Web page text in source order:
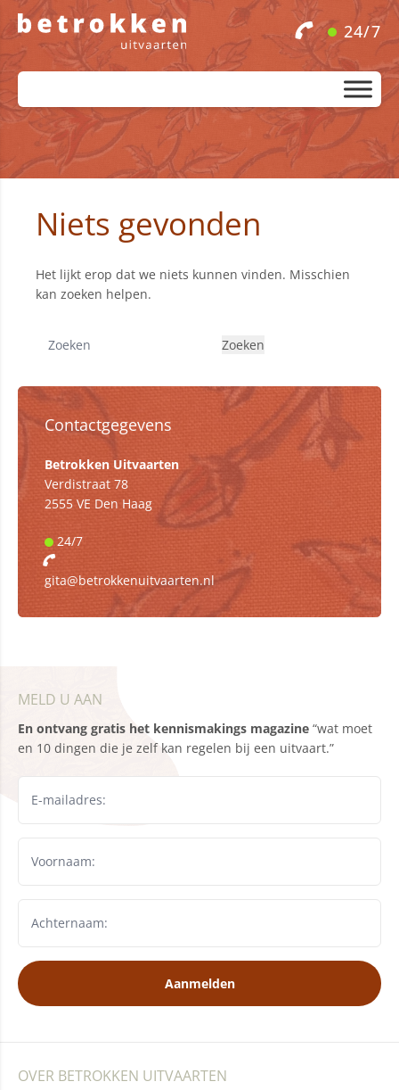
24/7
Niets gevonden
Het lijkt erop dat we niets kunnen vinden. Misschien
kan zoeken helpen.
Contactgegevens
Betrokken Uitvaarten
Verdistraat 78
2555 VE Den Haag
24/7
gita@betrokkenuitvaarten.nl
MELD U AAN
En ontvang gratis het kennismakings magazine “wat moet
en 10 dingen die je zelf kan regelen bij een uitvaart.”
Aanmelden
OVER BETROKKEN UITVAARTEN